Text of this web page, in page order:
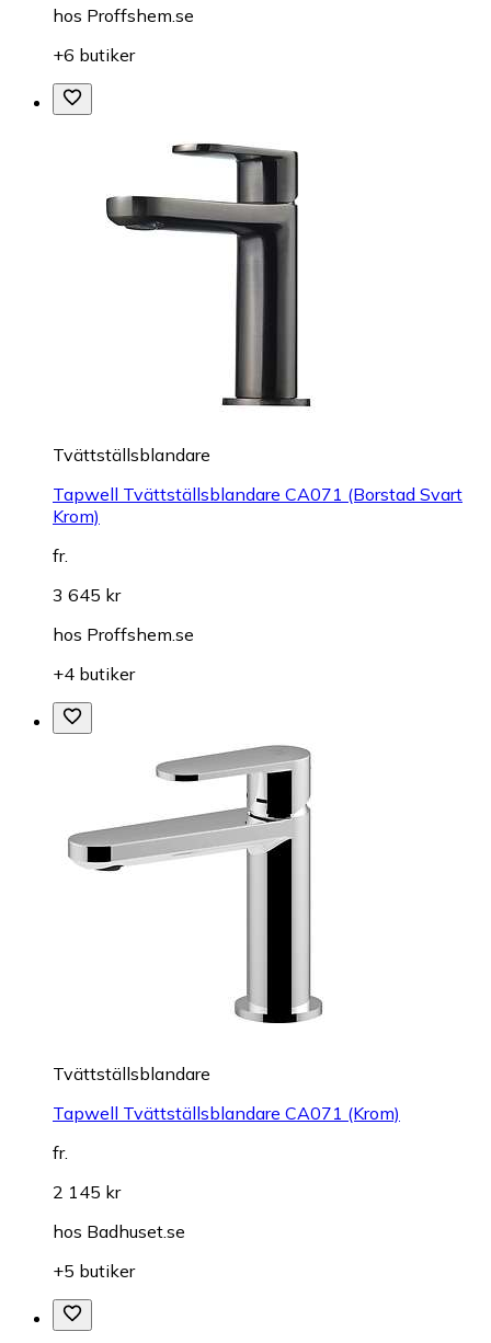
hos Proffshem.se
+6 butiker
Tvättställsblandare
Tapwell Tvättställsblandare CA071 (Borstad Svart
Krom)
fr.
3 645 kr
hos Proffshem.se
+4 butiker
Tvättställsblandare
Tapwell Tvättställsblandare CA071 (Krom)
fr.
2 145 kr
hos Badhuset.se
+5 butiker